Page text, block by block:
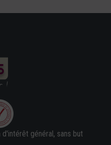
général, sans but